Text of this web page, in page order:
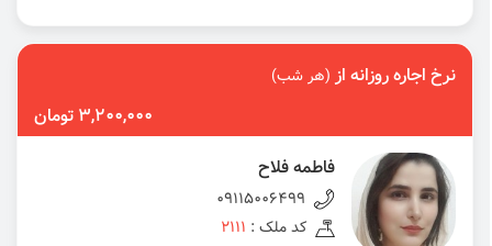
نرخ اجاره روزانه از(هر شب)
3,200,000 تومان
فاطمه فلاح
09115006499
کد ملک : 2111